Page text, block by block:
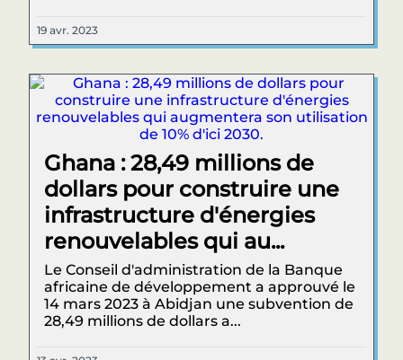
19 avr. 2023
Ghana : 28,49 millions de
dollars pour construire une
infrastructure d'énergies
renouvelables qui au...
Le Conseil d'administration de la Banque
africaine de développement a approuvé le
14 mars 2023 à Abidjan une subvention de
28,49 millions de dollars a...